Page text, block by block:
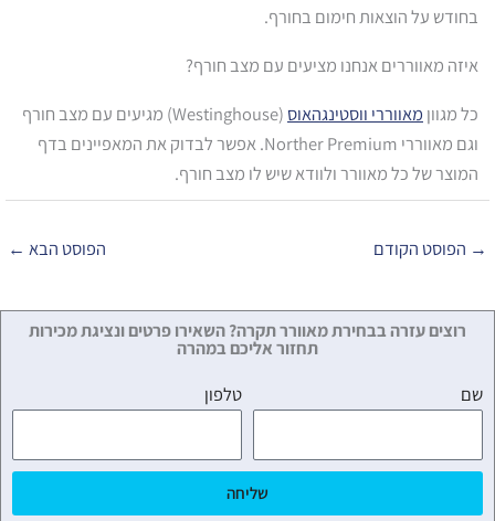
בחודש על הוצאות חימום בחורף.
איזה מאווררים אנחנו מציעים עם מצב חורף?
כל מגוון מאווררי ווסטינגהאוס
(Westinghouse) מגיעים עם מצב חורף
וגם מאווררי Norther Premium. אפשר לבדוק את המאפיינים בדף
המוצר של כל מאוורר ולוודא שיש לו מצב חורף.
→ הפוסט הקודם הפוסט הבא ←
רוצים עזרה בבחירת מאוורר תקרה? השאירו פרטים ונציגת מכירות
תחזור אליכם במהרה
שם טלפון
שליחה